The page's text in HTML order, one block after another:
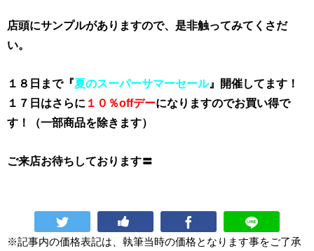
店頭にサンプルがありますので、是非触ってみてくさだ
い。
１８日まで『夏のスーパーサマーセール』 開催してます！
１７日はさらに １０％offデーになりますのでお買い得で
す！（一部商品を除きます）
ご来店お待ちしております〓
※記事内の価格表記は、執筆当時の価格となります事をご了承